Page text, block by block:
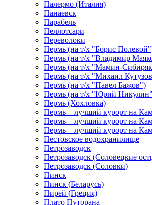
Палермо (Италия)
Панаевск
Парабель
Пеллотсари
Переволоки
Пермь (на т/х "Борис
Пермь (на т/х "Владимир
Пермь (на т/х "Мамин-
Пермь (на т/х "Михаил
Пермь (на т/х "Павел Бажов")
Пермь (на т/х "Юрий
Пермь (Хохловка)
Пермь + лучший курорт на
Пермь + лучший курорт на
Пермь + лучший курорт на
Пестовское водохранилище
Петрозаводск
Петрозаводск (Соловецкие
Петрозаводск (Соловки)
Пинск
Пинск (Беларусь)
Пирей (Греция)
Плато Путорана